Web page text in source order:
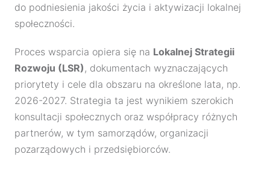
do podniesienia jakości życia i aktywizacji lokalnej
społeczności.
Proces wsparcia opiera się na Lokalnej Strategii
Rozwoju (LSR), dokumentach wyznaczających
priorytety i cele dla obszaru na określone lata, np.
2026-2027. Strategia ta jest wynikiem szerokich
konsultacji społecznych oraz współpracy różnych
partnerów, w tym samorządów, organizacji
pozarządowych i przedsiębiorców.